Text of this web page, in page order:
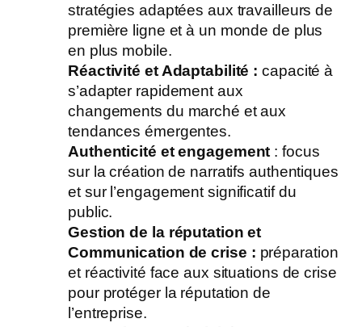
stratégies adaptées aux travailleurs de
première ligne et à un monde de plus
en plus mobile.
Réactivité et Adaptabilité :capacité à
s’adapter rapidement aux
changements du marché et aux
tendances émergentes.
Authenticité et engagement : focus
sur la création de narratifs authentiques
et sur l’engagement significatif du
public.
Gestion de la réputation et
Communication de crise : préparation
et réactivité face aux situations de crise
pour protéger la réputation de
l’entreprise.